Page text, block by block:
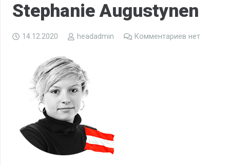
Stephanie Augustynen
14.12.2020 headadmin Комментариев нет